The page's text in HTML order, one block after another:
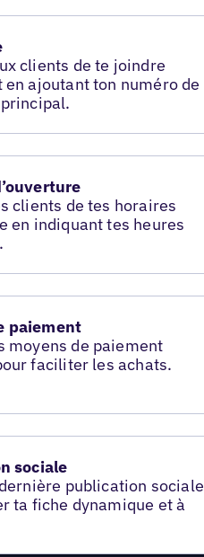
clients de te joindre
ajoutant ton numéro de
clients de tes horaires
en indiquant tes heures
paiement
moyens de paiement
faciliter les achats.
sociale
publication sociale
ta fiche dynamique et à